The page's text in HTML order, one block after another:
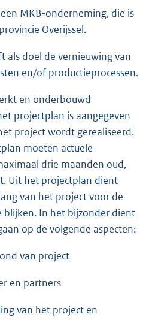
MKB-onderneming, die is
Overijssel.
als doel de vernieuwing van
en/of productieprocessen.
en onderbouwd
projectplan is aangegeven
project wordt gerealiseerd.
moeten actuele
drie maanden oud,
Uit het projectplan dient
van het project voor de
blijken. In het bijzonder dient
op de volgende aspecten:
van project
en partners
van het project en